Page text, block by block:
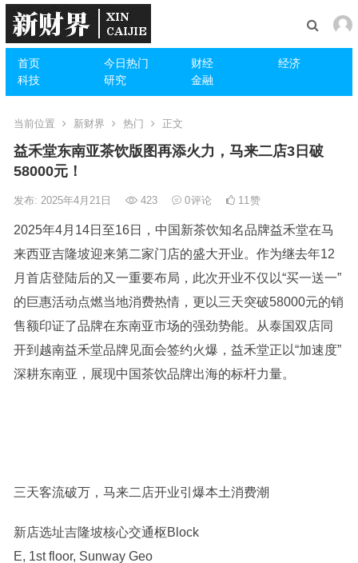
首页 今日热门 财经
经济
科技
研究 金融
当前位置 新财界 热门 正文
益禾堂东南亚茶饮版图再添火力，马来二店3日破
58000元！
发布: 2025年4月21日 423 0评论 11赞
2025年4月14日至16日，中国新茶饮知名品牌益禾堂在马
来西亚吉隆坡迎来第二家门店的盛大开业。作为继去年12
月首店登陆后的又一重要布局，此次开业不仅以“买一送一”
的巨惠活动点燃当地消费热情，更以三天突破58000元的销
售额印证了品牌在东南亚市场的强劲势能。从泰国双店同
开到越南益禾堂品牌见面会签约火爆，益禾堂正以“加速度”
深耕东南亚，展现中国茶饮品牌出海的标杆力量。
三天客流破万，马来二店开业引爆本土消费潮
新店选址吉隆坡核心交通枢Block
E, 1st floor, Sunway Geo